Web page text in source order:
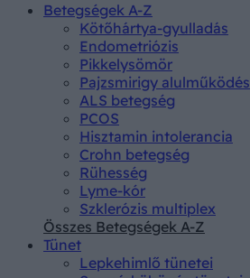
Betegségek A-Z
Kötőhártya-gyulladás
Endometriózis
Pikkelysömör
Pajzsmirigy alulműködés
ALS betegség
PCOS
Hisztamin intolerancia
Crohn betegség
Rühesség
Lyme-kór
Szklerózis multiplex
Összes Betegségek A-Z
Tünet
Lepkehimlő tünetei